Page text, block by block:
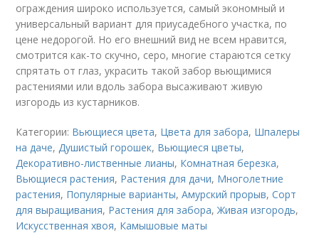
ограждения широко используется, самый экономный и
универсальный вариант для приусадебного участка, по
цене недорогой. Но его внешний вид не всем нравится,
смотрится как-то скучно, серо, многие стараются сетку
спрятать от глаз, украсить такой забор вьющимися
растениями или вдоль забора высаживают живую
изгородь из кустарников.
Категории: Вьющиеся цвета, Цвета для забора, Шпалеры
на даче, Душистый горошек, Вьющиеся цветы,
Декоративно-лиственные лианы, Комнатная березка,
Вьющиеся растения, Растения для дачи, Многолетние
растения, Популярные варианты,Амурский прорыв,Сорт
для выращивания, Растения для забора,Живая изгородь,
Искусственная хвоя, Камышовые маты